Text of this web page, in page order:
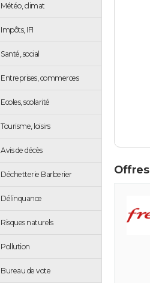
Météo, climat
Impôts, IFI
Santé, social
Entreprises, commerces
Ecoles, scolarité
Tourisme, loisirs
Avis de décès
Déchetterie Barberier
Délinquance
Risques naturels
Pollution
Bureau de vote